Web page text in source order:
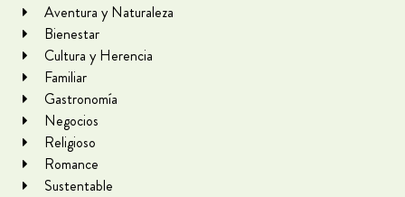
Aventura y Naturaleza
Bienestar
Cultura y Herencia
Familiar
Gastronomía
Negocios
Religioso
Romance
Sustentable